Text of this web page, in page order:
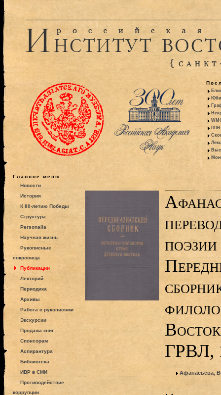
ППВ
Главное меню
Новости
История
К 80-летию Победы
Структура
Personalia
Научная жизнь
Рукописные
сокровища
Публикации
Лекторий
Периодика
Архивы
Работа с рукописями
Экскурсии
Продажа книг
Спонсорам
Аспирантура
Библиотека
ИВР в СМИ
Противодействие
коррупции
ГРВЛ,
Афанасьева,